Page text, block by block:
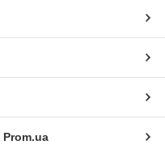
Prom.ua